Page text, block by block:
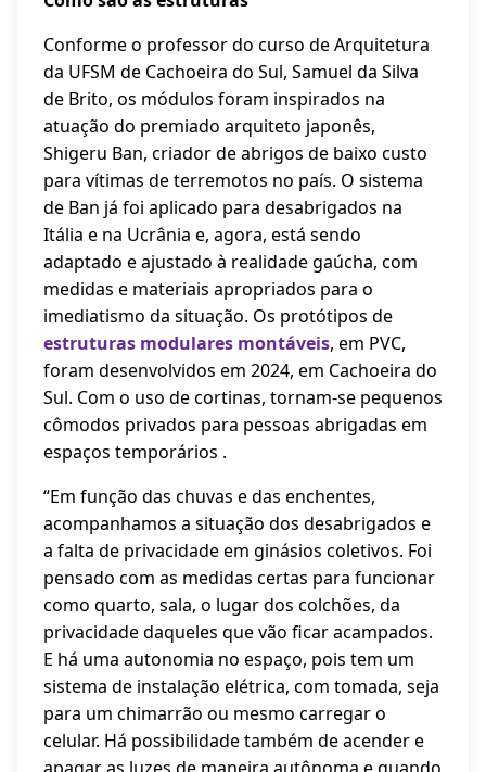
Conforme o professor do curso de Arquitetura
da UFSM de Cachoeira do Sul, Samuel da Silva
de Brito, os módulos foram inspirados na
atuação do premiado arquiteto japonês,
Shigeru Ban, criador de abrigos de baixo custo
para vítimas de terremotos no país. O sistema
de Ban já foi aplicado para desabrigados na
Itália e na Ucrânia e, agora, está sendo
adaptado e ajustado à realidade gaúcha, com
medidas e materiais apropriados para o
imediatismo da situação. Os protótipos de
estruturas modulares montáveis, em PVC,
foram desenvolvidos em 2024, em Cachoeira do
Sul. Com o uso de cortinas, tornam-se pequenos
cômodos privados para pessoas abrigadas em
espaços temporários .
“Em função das chuvas e das enchentes,
acompanhamos a situação dos desabrigados e
a falta de privacidade em ginásios coletivos. Foi
pensado com as medidas certas para funcionar
como quarto, sala, o lugar dos colchões, da
privacidade daqueles que vão ficar acampados.
E há uma autonomia no espaço, pois tem um
sistema de instalação elétrica, com tomada, seja
para um chimarrão ou mesmo carregar o
celular. Há possibilidade também de acender e